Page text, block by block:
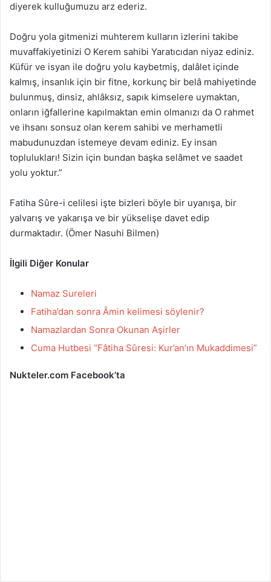
diyerek kulluğumuzu arz ederiz.
Doğru yola gitmenizi muhterem kulların izlerini takibe
muvaffakiyetinizi O Kerem sahibi Yaratıcıdan niyaz ediniz.
Küfür ve isyan ile doğru yolu kaybetmiş, dalâlet içinde
kalmış, insanlık için bir fitne, korkunç bir belâ mahiyetinde
bulunmuş, dinsiz, ahlâksız, sapık kimselere uymaktan,
onların iğfallerine kapılmaktan emin olmanızı da O rahmet
ve ihsanı sonsuz olan kerem sahibi ve merhametli
mabudunuzdan istemeye devam ediniz. Ey insan
toplulukları! Sizin için bundan başka selâmet ve saadet
yolu yoktur.”
Fatiha Sûre-i celilesi işte bizleri böyle bir uyanışa, bir
yalvarış ve yakarışa ve bir yükselişe davet edip
durmaktadır. (Ömer Nasuhi Bilmen)
İlgili Diğer Konular
Namaz Sureleri
Fatiha’dan sonra Âmin kelimesi söylenir?
Namazlardan Sonra Okunan Aşirler
Cuma Hutbesi “Fâtiha Sûresi: Kur’an’ın Mukaddimesi”
Nukteler.com Facebook’ta